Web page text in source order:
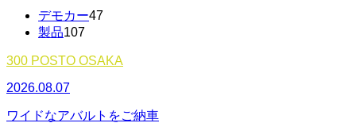
デモカー47
製品107
300 POSTO OSAKA
2026.08.07
ワイドなアバルトをご納車